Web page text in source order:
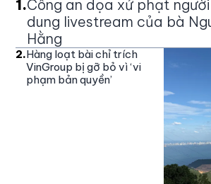
1.Công an dọa xử phạt
dung livestream của bà
Hằng
2.Hàng loạt bài chỉ trích
VinGroup bị gỡ bỏ vì ‘vi
phạm bản quyền’